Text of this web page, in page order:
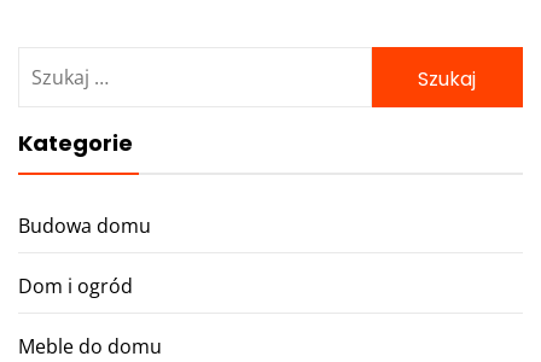
Kategorie
Budowa domu
Dom i ogród
Meble do domu